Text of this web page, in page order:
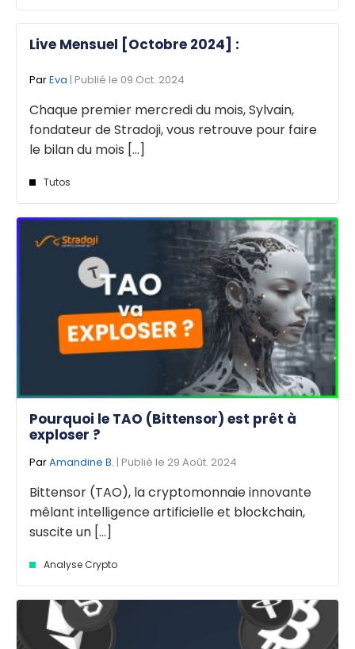
Live Mensuel [Octobre 2024] :
ParEva | Publié le 09 Oct. 2024
Chaque premier mercredi du mois, Sylvain,
fondateur de Stradoji, vous retrouve pour faire
le bilan du mois [...]
Tutos
Pourquoi le TAO (Bittensor) est prêt à
exploser ?
ParAmandine B. | Publié le 29 Août. 2024
Bittensor (TAO), la cryptomonnaie innovante
mêlant intelligence artificielle et blockchain,
suscite un [...]
Analyse Crypto